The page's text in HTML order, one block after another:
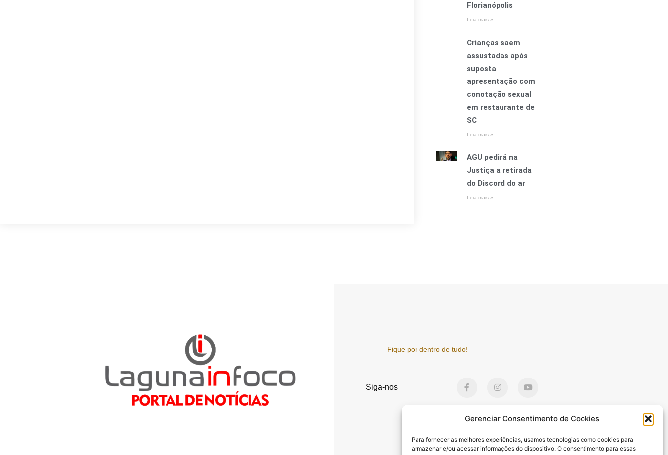
Gerenciar Consentimento de Cookies
Para fornecer as melhores experiências, usamos tecnologias como cookies para
armazenar e/ou acessar informações do dispositivo. O consentimento para essas
Florianópolis
Leia mais »
Crianças saem
assustadas após
suposta
apresentação com
conotação sexual
em restaurante de
SC
Leia mais »
AGU pedirá na
Justiça a retirada
do Discord do ar
Leia mais »
Fique por dentro de tudo!
Siga-nos
a
o
k
-
f
n
g
a
m
o
b